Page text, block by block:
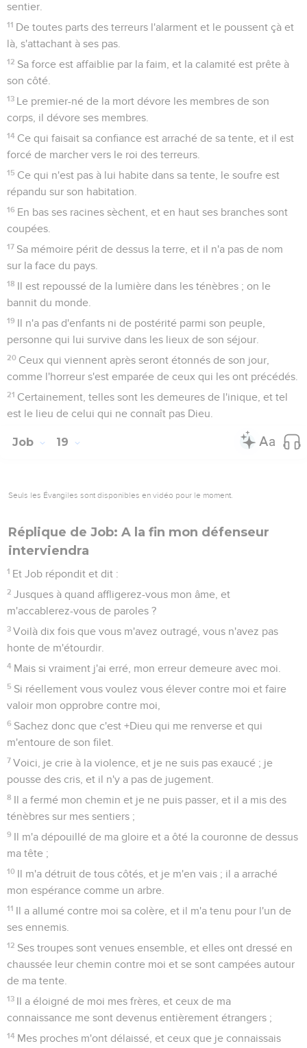
sentier.
11 De toutes parts des terreurs l'alarment et le poussent çà et
là, s'attachant à ses pas.
12 Sa force est affaiblie par la faim, et la calamité est prête à
son côté.
13 Le premier-né de la mort dévore les membres de son
corps, il dévore ses membres.
14 Ce qui faisait sa confiance est arraché de sa tente, et il est
forcé de marcher vers le roi des terreurs.
15 Ce qui n'est pas à lui habite dans sa tente, le soufre est
répandu sur son habitation.
16 En bas ses racines sèchent, et en haut ses branches sont
coupées.
17 Sa mémoire périt de dessus la terre, et il n'a pas de nom
sur la face du pays.
18 Il est repoussé de la lumière dans les ténèbres ; on le
bannit du monde.
19 Il n'a pas d'enfants ni de postérité parmi son peuple,
personne qui lui survive dans les lieux de son séjour.
20 Ceux qui viennent après seront étonnés de son jour,
comme l'horreur s'est emparée de ceux qui les ont précédés.
21 Certainement, telles sont les demeures de l'inique, et tel
est le lieu de celui qui ne connaît pas Dieu.
Job 19
Seuls les Évangiles sont disponibles en vidéo pour le moment.
Réplique de Job: A la fin mon défenseur
interviendra
1 Et Job répondit et dit :
2 Jusques à quand affligerez-vous mon âme, et
m'accablerez-vous de paroles ?
3 Voilà dix fois que vous m'avez outragé, vous n'avez pas
honte de m'étourdir.
4 Mais si vraiment j'ai erré, mon erreur demeure avec moi.
5 Si réellement vous voulez vous élever contre moi et faire
valoir mon opprobre contre moi,
6 Sachez donc que c'est +Dieu qui me renverse et qui
m'entoure de son filet.
7 Voici, je crie à la violence, et je ne suis pas exaucé ; je
pousse des cris, et il n'y a pas de jugement.
8 Il a fermé mon chemin et je ne puis passer, et il a mis des
ténèbres sur mes sentiers ;
9 Il m'a dépouillé de ma gloire et a ôté la couronne de dessus
ma tête ;
10 Il m'a détruit de tous côtés, et je m'en vais ; il a arraché
mon espérance comme un arbre.
11 Il a allumé contre moi sa colère, et il m'a tenu pour l'un de
ses ennemis.
12 Ses troupes sont venues ensemble, et elles ont dressé en
chaussée leur chemin contre moi et se sont campées autour
de ma tente.
13 Il a éloigné de moi mes frères, et ceux de ma
connaissance me sont devenus entièrement étrangers ;
14 Mes proches m'ont délaissé, et ceux que je connaissais